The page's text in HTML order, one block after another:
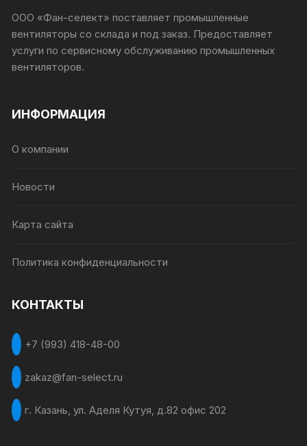
ООО «Фан-селект» поставляет промышленные
вентиляторы со склада и под заказ. Предоставляет
услуги по сервисному обслуживанию промышленных
вентиляторов.
ИНФОРМАЦИЯ
О компании
Новости
Карта сайта
Политика конфиденциальности
КОНТАКТЫ
+7 (993) 418-48-00
zakaz@fan-select.ru
г. Казань, ул. Аделя Кутуя, д.82 офис 202